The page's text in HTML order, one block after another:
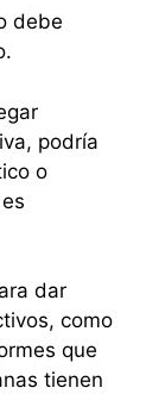
debe
podría
o
dar
como
que
tienen